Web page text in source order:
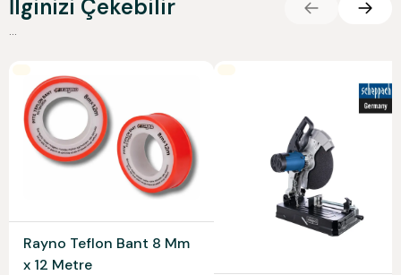
İlginizi Çekebilir
...
Rayno Teflon Bant 8 Mm
x 12 Metre